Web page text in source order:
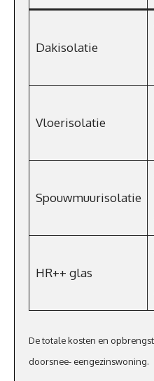
Dakisolatie
Vloerisolatie
Spouwmuurisolatie
HR++ glas
De totale kosten en
doorsnee- eengezinswoning.